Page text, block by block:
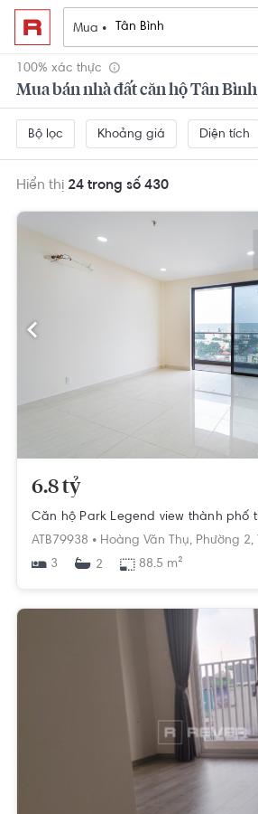
Mua •
100% xác thực
Mua bán nhà đất căn hộ Tân Bình
Bộ lọc Khoảng giá Diện tích
Hiển thị 24 trong số 430
6.8 tỷ
ATB79938 • Hoàng Văn Thụ, Phường 2,
3
2 88.5 m²